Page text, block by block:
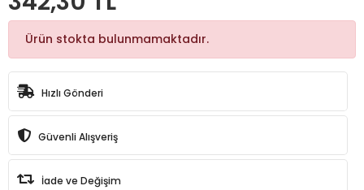
Ürün stokta bulunmamaktadır.
Hızlı Gönderi
Güvenli Alışveriş
İade ve Değişim